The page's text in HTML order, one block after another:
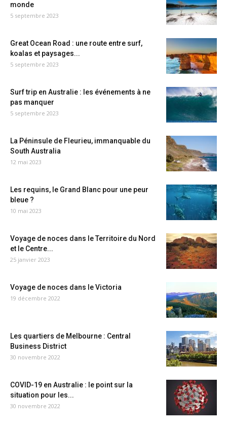
monde
5 septembre 2023
Great Ocean Road : une route entre surf,
koalas et paysages...
5 septembre 2023
Surf trip en Australie : les événements à ne
pas manquer
5 septembre 2023
La Péninsule de Fleurieu, immanquable du
South Australia
12 mai 2023
Les requins, le Grand Blanc pour une peur
bleue ?
10 mai 2023
Voyage de noces dans le Territoire du Nord
et le Centre...
25 janvier 2023
Voyage de noces dans le Victoria
19 décembre 2022
Les quartiers de Melbourne : Central
Business District
30 novembre 2022
COVID-19 en Australie : le point sur la
situation pour les...
30 novembre 2022